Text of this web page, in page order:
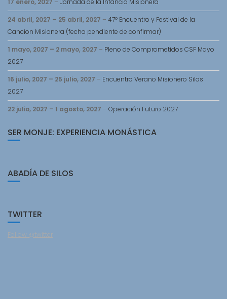
24 abril, 2027 – 25 abril, 2027 – 47º Encuentro y Festival de la
Cancion Misionera (fecha pendiente de confirmar)
1 mayo, 2027 – 2 mayo, 2027 – Pleno de Comprometidos CSF Mayo
2027
16 julio, 2027 – 25 julio, 2027 – Encuentro Verano Misionero Silos
2027
22 julio, 2027 – 1 agosto, 2027 – Operación Futuro 2027
SER MONJE: EXPERIENCIA MONÁSTICA
ABADÍA DE SILOS
TWITTER
Follow @twitter